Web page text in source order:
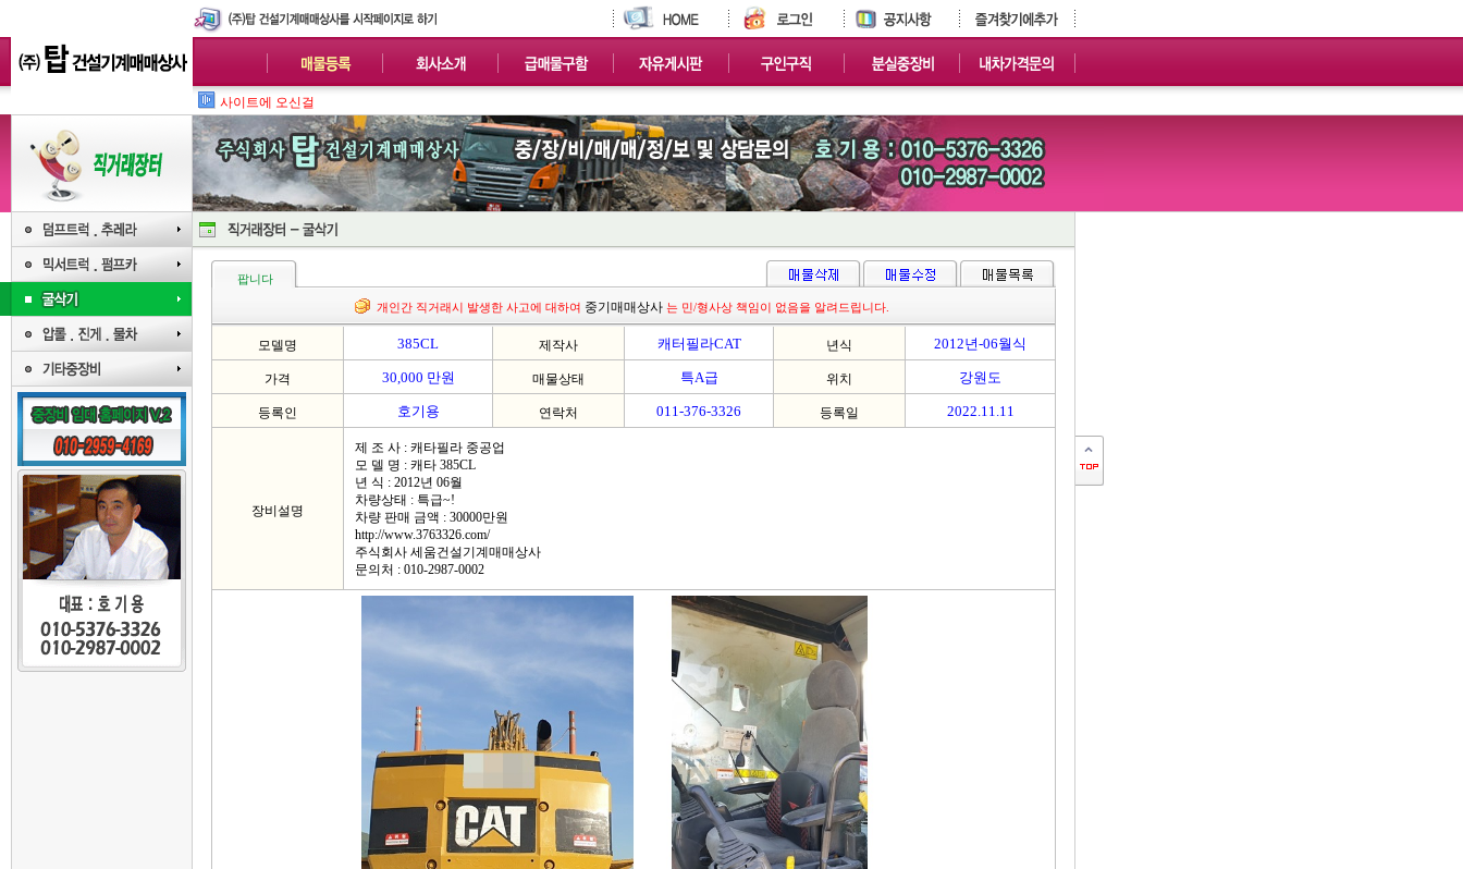
사이트에 오신걸 환영합니다.많은 관
팝니다
개인간 직거래시 발생한 사고에 대하여 중기매매상사 는 민/형사상 책임이 없음을 알려드립니다.
모델명 385CL 제작사 캐터필라CAT 년식 2012년-06월식
가격 30,000 만원 매물상태 특A급 위치 강원도
등록인 호기용 연락처 011-376-3326 등록일 2022.11.11
장비설명
제 조 사 : 캐타필라 중공업
모 델 명 : 캐타 385CL
년 식 : 2012년 06월
차량상태 : 특급~!
차량 판매 금액 : 30000만원
http://www.3763326.com/
주식회사 세움건설기계매매상사
문의처 : 010-2987-0002